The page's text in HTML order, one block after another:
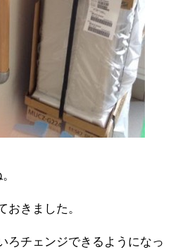
おきました。
ろチェンジできるようになっ